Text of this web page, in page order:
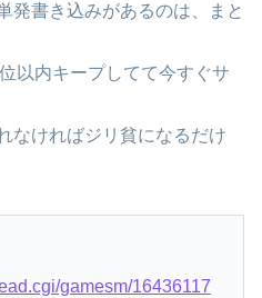
発書き込みがあるのは、まと
以内キープしてて今すぐサ
なければジリ貧になるだけ
gamesm/16436117